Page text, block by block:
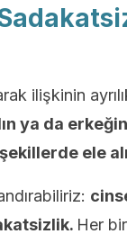
ilişkinin
ya da
ele
Her